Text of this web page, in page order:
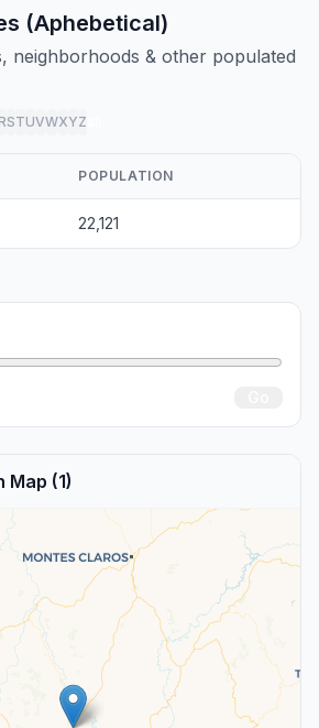
(Aphebetical)
neighborhoods & other populated
RSTUVWXYZ
POPULATION
22,121
Map (1)